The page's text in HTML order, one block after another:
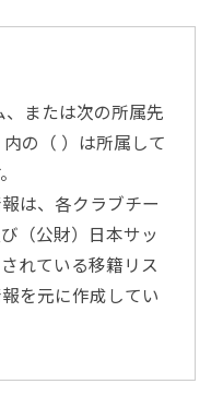
、または次の所属先
の（ ）は所属して
は、各クラブチー
（公財）日本サッ
れている移籍リス
を元に作成してい